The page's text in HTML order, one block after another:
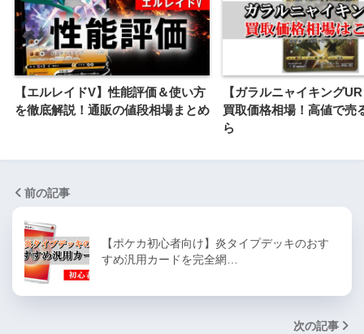
【エルレイドV】性能評価＆使い方
を徹底解説！通販の値段相場まとめ
【ガラルニャイキング
買取価格相場！高値で売
ら
前の記事
【ポケカ初心者向け】炎タイプデッキのおす
すめ汎用カードを完全網…
次の記事